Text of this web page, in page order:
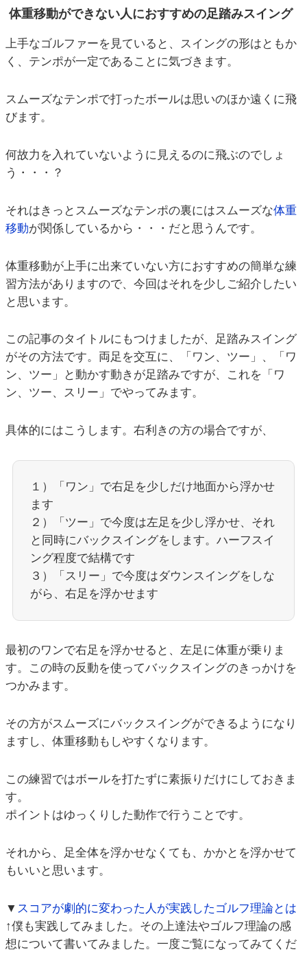
体重移動ができない人におすすめの足踏みスイング
上手なゴルファーを見ていると、スイングの形はともか
く、テンポが一定であることに気づきます。
スムーズなテンポで打ったボールは思いのほか遠くに飛
びます。
何故力を入れていないように見えるのに飛ぶのでしょ
う・・・？
それはきっとスムーズなテンポの裏にはスムーズな体重
移動が関係しているから・・・だと思うんです。
体重移動が上手に出来ていない方におすすめの簡単な練
習方法がありますので、今回はそれを少しご紹介したい
と思います。
この記事のタイトルにもつけましたが、足踏みスイング
がその方法です。両足を交互に、「ワン、ツー」、「ワ
ン、ツー」と動かす動きが足踏みですが、これを「ワ
ン、ツー、スリー」でやってみます。
具体的にはこうします。右利きの方の場合ですが、
１）「ワン」で右足を少しだけ地面から浮かせ
ます
２）「ツー」で今度は左足を少し浮かせ、それ
と同時にバックスイングをします。ハーフスイ
ング程度で結構です
３）「スリー」で今度はダウンスイングをしな
がら、右足を浮かせます
最初のワンで右足を浮かせると、左足に体重が乗りま
す。この時の反動を使ってバックスイングのきっかけを
つかみます。
その方がスムーズにバックスイングができるようになり
ますし、体重移動もしやすくなります。
この練習ではボールを打たずに素振りだけにしておきま
す。
ポイントはゆっくりした動作で行うことです。
それから、足全体を浮かせなくても、かかとを浮かせて
もいいと思います。
▼ スコアが劇的に変わった人が実践したゴルフ理論とは
↑僕も実践してみました。その上達法やゴルフ理論の感
想について書いてみました。一度ご覧になってみてくだ